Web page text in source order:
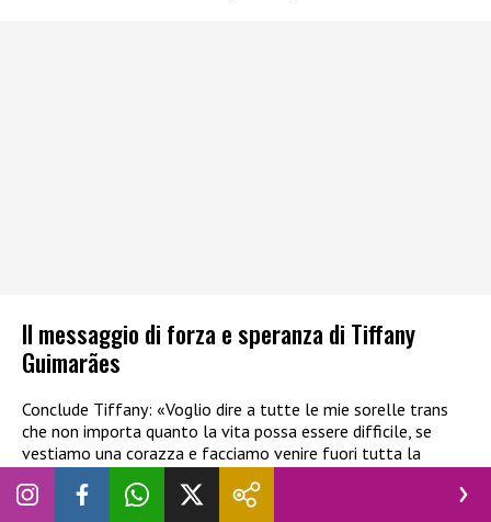
Il messaggio di forza e speranza di Tiffany
Guimarães
Conclude Tiffany: «Voglio dire a tutte le mie sorelle trans
che non importa quanto la vita possa essere difficile, se
vestiamo una corazza e facciamo venire fuori tutta la
essere uno specchio per tutte loro, far capire che con fede,